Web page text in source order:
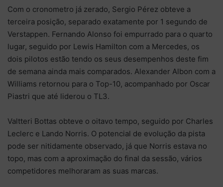
Com o cronometro já zerado, Sergio Pérez obteve a
terceira posição, separado exatamente por 1 segundo de
Verstappen. Fernando Alonso foi empurrado para o quarto
lugar, seguido por Lewis Hamilton com a Mercedes, os
dois pilotos estão tendo os seus desempenhos deste fim
de semana ainda mais comparados. Alexander Albon com a
Williams retornou para o Top-10, acompanhado por Oscar
Piastri que até liderou o TL3.
Valtteri Bottas obteve o oitavo tempo, seguido por Charles
Leclerc e Lando Norris. O potencial de evolução da pista
pode ser nitidamente observado, já que Norris estava no
topo, mas com a aproximação do final da sessão, vários
competidores melhoraram as suas marcas.